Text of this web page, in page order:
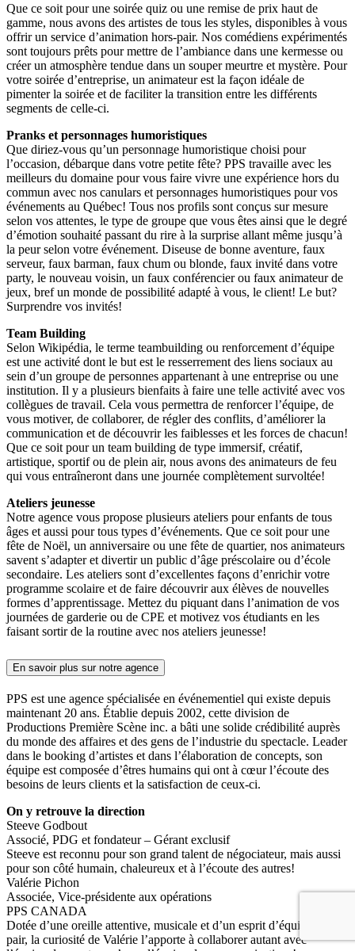
Que ce soit pour une soirée quiz ou une remise de prix haut de
gamme, nous avons des artistes de tous les styles, disponibles à vous
offrir un service d’animation hors-pair. Nos comédiens expérimentés
sont toujours prêts pour mettre de l’ambiance dans une kermesse ou
créer un atmosphère tendue dans un souper meurtre et mystère. Pour
votre soirée d’entreprise, un animateur est la façon idéale de
pimenter la soirée et de faciliter la transition entre les différents
segments de celle-ci.
Pranks et personnages humoristiques
Que diriez-vous qu’un personnage humoristique choisi pour
l’occasion, débarque dans votre petite fête? PPS travaille avec les
meilleurs du domaine pour vous faire vivre une expérience hors du
commun avec nos canulars et personnages humoristiques pour vos
événements au Québec! Tous nos profils sont conçus sur mesure
selon vos attentes, le type de groupe que vous êtes ainsi que le degré
d’émotion souhaité passant du rire à la surprise allant même jusqu’à
la peur selon votre événement. Diseuse de bonne aventure, faux
serveur, faux barman, faux chum ou blonde, faux invité dans votre
party, le nouveau voisin, un faux conférencier ou faux animateur de
jeux, bref un monde de possibilité adapté à vous, le client! Le but?
Surprendre vos invités!
Team Building
Selon Wikipédia, le terme teambuilding ou renforcement d’équipe
est une activité dont le but est le resserrement des liens sociaux au
sein d’un groupe de personnes appartenant à une entreprise ou une
institution. Il y a plusieurs bienfaits à faire une telle activité avec vos
collègues de travail. Cela vous permettra de renforcer l’équipe, de
vous motiver, de collaborer, de régler des conflits, d’améliorer la
communication et de découvrir les faiblesses et les forces de chacun!
Que ce soit pour un team building de type immersif, créatif,
artistique, sportif ou de plein air, nous avons des animateurs de feu
qui vous entraîneront dans une journée complètement survoltée!
Ateliers jeunesse
Notre agence vous propose plusieurs ateliers pour enfants de tous
âges et aussi pour tous types d’événements. Que ce soit pour une
fête de Noël, un anniversaire ou une fête de quartier, nos animateurs
savent s’adapter et divertir un public d’âge préscolaire ou d’école
secondaire. Les ateliers sont d’excellentes façons d’enrichir votre
programme scolaire et de faire découvrir aux élèves de nouvelles
formes d’apprentissage. Mettez du piquant dans l’animation de vos
journées de garderie ou de CPE et motivez vos étudiants en les
faisant sortir de la routine avec nos ateliers jeunesse!
En savoir plus sur notre agence
PPS est une agence spécialisée en événementiel qui existe depuis
maintenant 20 ans. Établie depuis 2002, cette division de
Productions Première Scène inc. a bâti une solide crédibilité auprès
du monde des affaires et des gens de l’industrie du spectacle. Leader
dans le booking d’artistes et dans l’élaboration de concepts, son
équipe est composée d’êtres humains qui ont à cœur l’écoute des
besoins de leurs clients et la satisfaction de ceux-ci.
On y retrouve la direction
Steeve Godbout
Associé, PDG et fondateur – Gérant exclusif
Steeve est reconnu pour son grand talent de négociateur, mais aussi
pour son côté humain, chaleureux et à l’écoute des autres!
Valérie Pichon
Associée, Vice-présidente aux opérations
PPS CANADA
Dotée d’une oreille attentive, musicale et d’un esprit d’équipe hors
pair, la curiosité de Valérie l’apporte à collaborer autant avec